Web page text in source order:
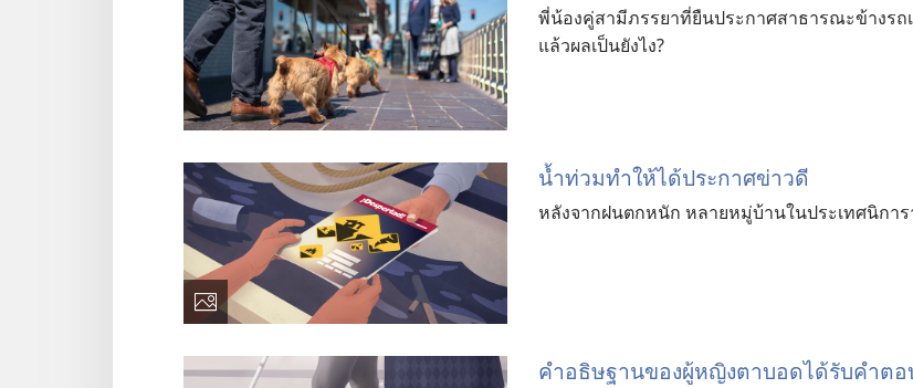
พี่​น้อง​คู่​สามี​ภรรยา​ที่​ยืน​ประกาศ​สาธารณะ​ข้าง​ร
แล้ว​ผล​เป็น​ยังไง?
น้ำท่วมทำให้ได้ประกาศข่าวดี
หลังจากฝนตกหนัก หลายหมู่บ้านในประเทศนิกา
คำอธิษฐานของผู้หญิงตาบอดได้รับคำตอ